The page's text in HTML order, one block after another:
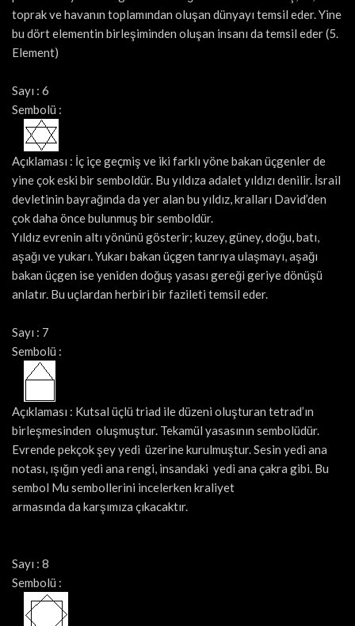
toprak ve havanın toplamından oluşan dünyayı temsil eder. Yine
bu dört elementin birleşiminden oluşan insanı da temsil eder (5.
Element)
Sayı : 6
Sembolü :
Açıklaması : İç içe geçmiş ve iki farklı yöne bakan üçgenler de
yine çok eski bir semboldür. Bu yıldıza adalet yıldızı denilir. İsrail
devletinin bayrağında da yer alan bu yıldız, kralları David’den
çok daha önce bulunmuş bir semboldür.
Yıldız evrenin altı yönünü gösterir; kuzey, güney, doğu, batı,
aşağı ve yukarı. Yukarı bakan üçgen tanrıya ulaşmayı, aşağı
bakan üçgen ise yeniden doğuş yasası gereği geriye dönüşü
anlatır. Bu uçlardan herbiri bir fazileti temsil eder.
Sayı : 7
Sembolü :
Açıklaması : Kutsal üçlü triad ile düzeni oluşturan tetrad’ın
birleşmesinden oluşmuştur. Tekamül yasasının sembolüdür.
Evrende pekçok şey yedi üzerine kurulmuştur. Sesin yedi ana
notası, ışığın yedi ana rengi, insandaki yedi ana çakra gibi. Bu
sembol Mu sembollerini incelerken kraliyet
armasında da karşımıza çıkacaktır.
Sayı : 8
Sembolü :